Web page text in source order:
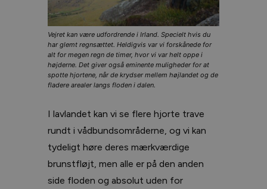
Vejret kan være udfordrende i Irland. Specielt hvis du
har glemt regnsættet. Heldigvis var vi forskånede for
alt for megen regn de timer, hvor vi var helt oppe i
højderne. Det giver også eminente muligheder for at
spotte hjortene, når de krydser mellem højlandet og de
fladere arealer langs floden i dalen.
I lavlandet kan vi se flere hjorte trave
rundt i vådbundsområderne, og vi kan
tydeligt høre deres mærkværdige
brunstfløjt, men alle er på den anden
side floden og absolut uden for